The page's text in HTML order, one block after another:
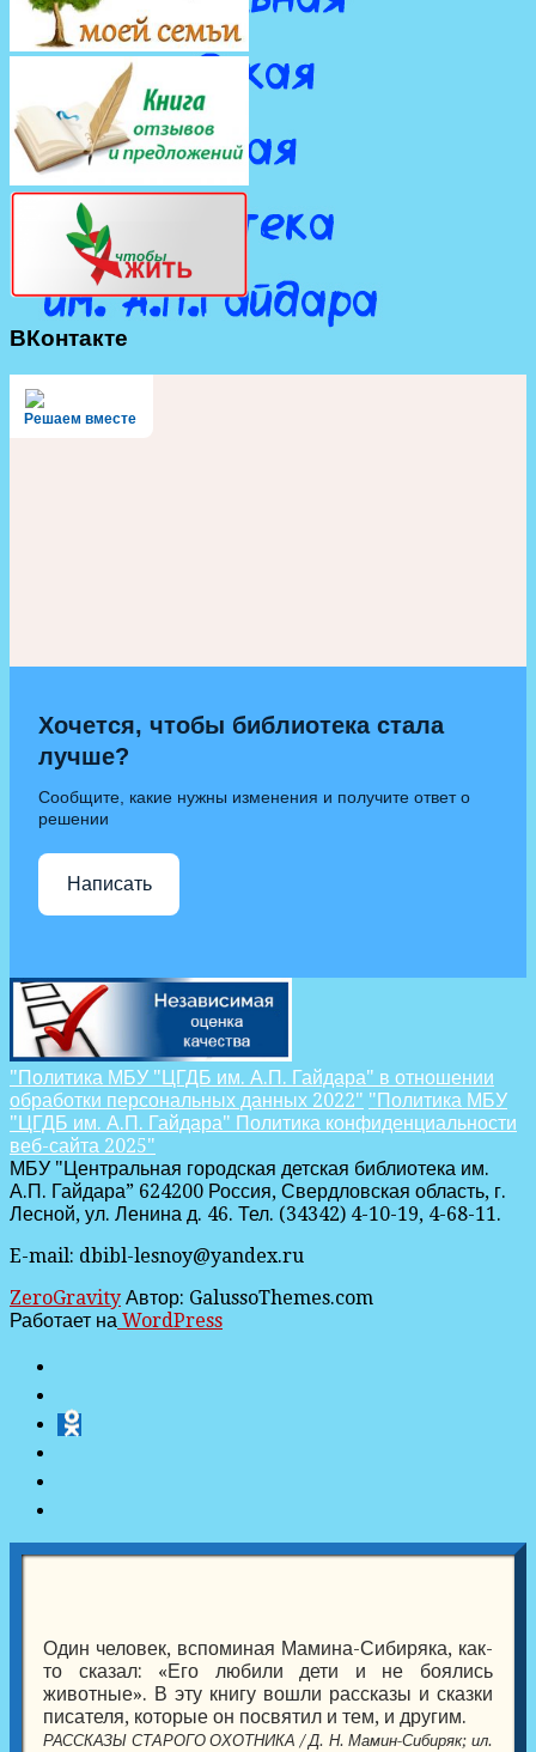
ВКонтакте
Решаем вместе
Хочется, чтобы библиотека стала
лучше?
Сообщите, какие нужны изменения и получите ответ о
решении
Написать
"Политика МБУ "ЦГДБ им. А.П. Гайдара" в отношении
обработки персональных данных 2022" "Политика МБУ
"ЦГДБ им. А.П. Гайдара" Политика конфиденциальности
веб-сайта 2025"
МБУ "Центральная городская детская библиотека им.
А.П. Гайдара” 624200 Россия, Свердловская область, г.
Лесной, ул. Ленина д. 46. Тел. (34342) 4-10-19, 4-68-11.
E-mail: dbibl-lesnoy@yandex.ru
ZeroGravity Автор: GalussoThemes.com
Работает на WordPress
Один человек, вспоминая Мамина-Сибиряка, как-
то сказал: «Его любили дети и не боялись
животные». В эту книгу вошли рассказы и сказки
писателя, которые он посвятил и тем, и другим.
РАССКАЗЫ СТАРОГО ОХОТНИКА / Д. Н. Мамин-Сибиряк; ил.